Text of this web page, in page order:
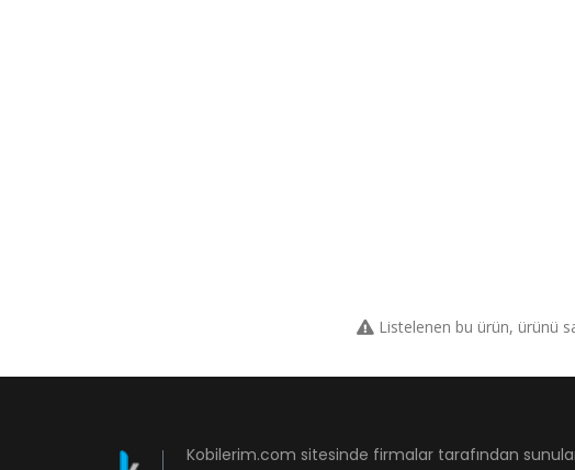
Listelenen bu ürün, ürünü
Kobilerim.com sitesinde firmalar tarafından